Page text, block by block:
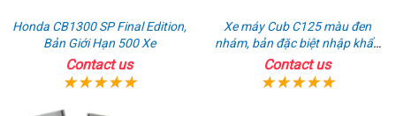
Honda CB1300 SP Final Edition,
Bản Giới Hạn 500 Xe
Contact us
Xe máy Cub C125 màu đen
nhám, bản đặc biệt nhập khẩu
Thái lan
Contact us